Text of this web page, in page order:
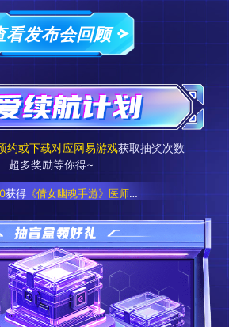
看发布会回顾
约或下载对应网易游戏获取抽奖次数
超多奖励等你得~
获得 《倩女幽魂手游》医师口罩盒
我**呀获得雷蛇电竞耳机
获得《星际猎人》主题贴纸（随机款）
得《倩女幽魂手游》女刀客扇子
获得 《哈利波特：魔法觉醒》文件夹-金色飞贼款
o**v获得《星绘友晴天》吧唧
**奖获得《遗忘之海》吧唧